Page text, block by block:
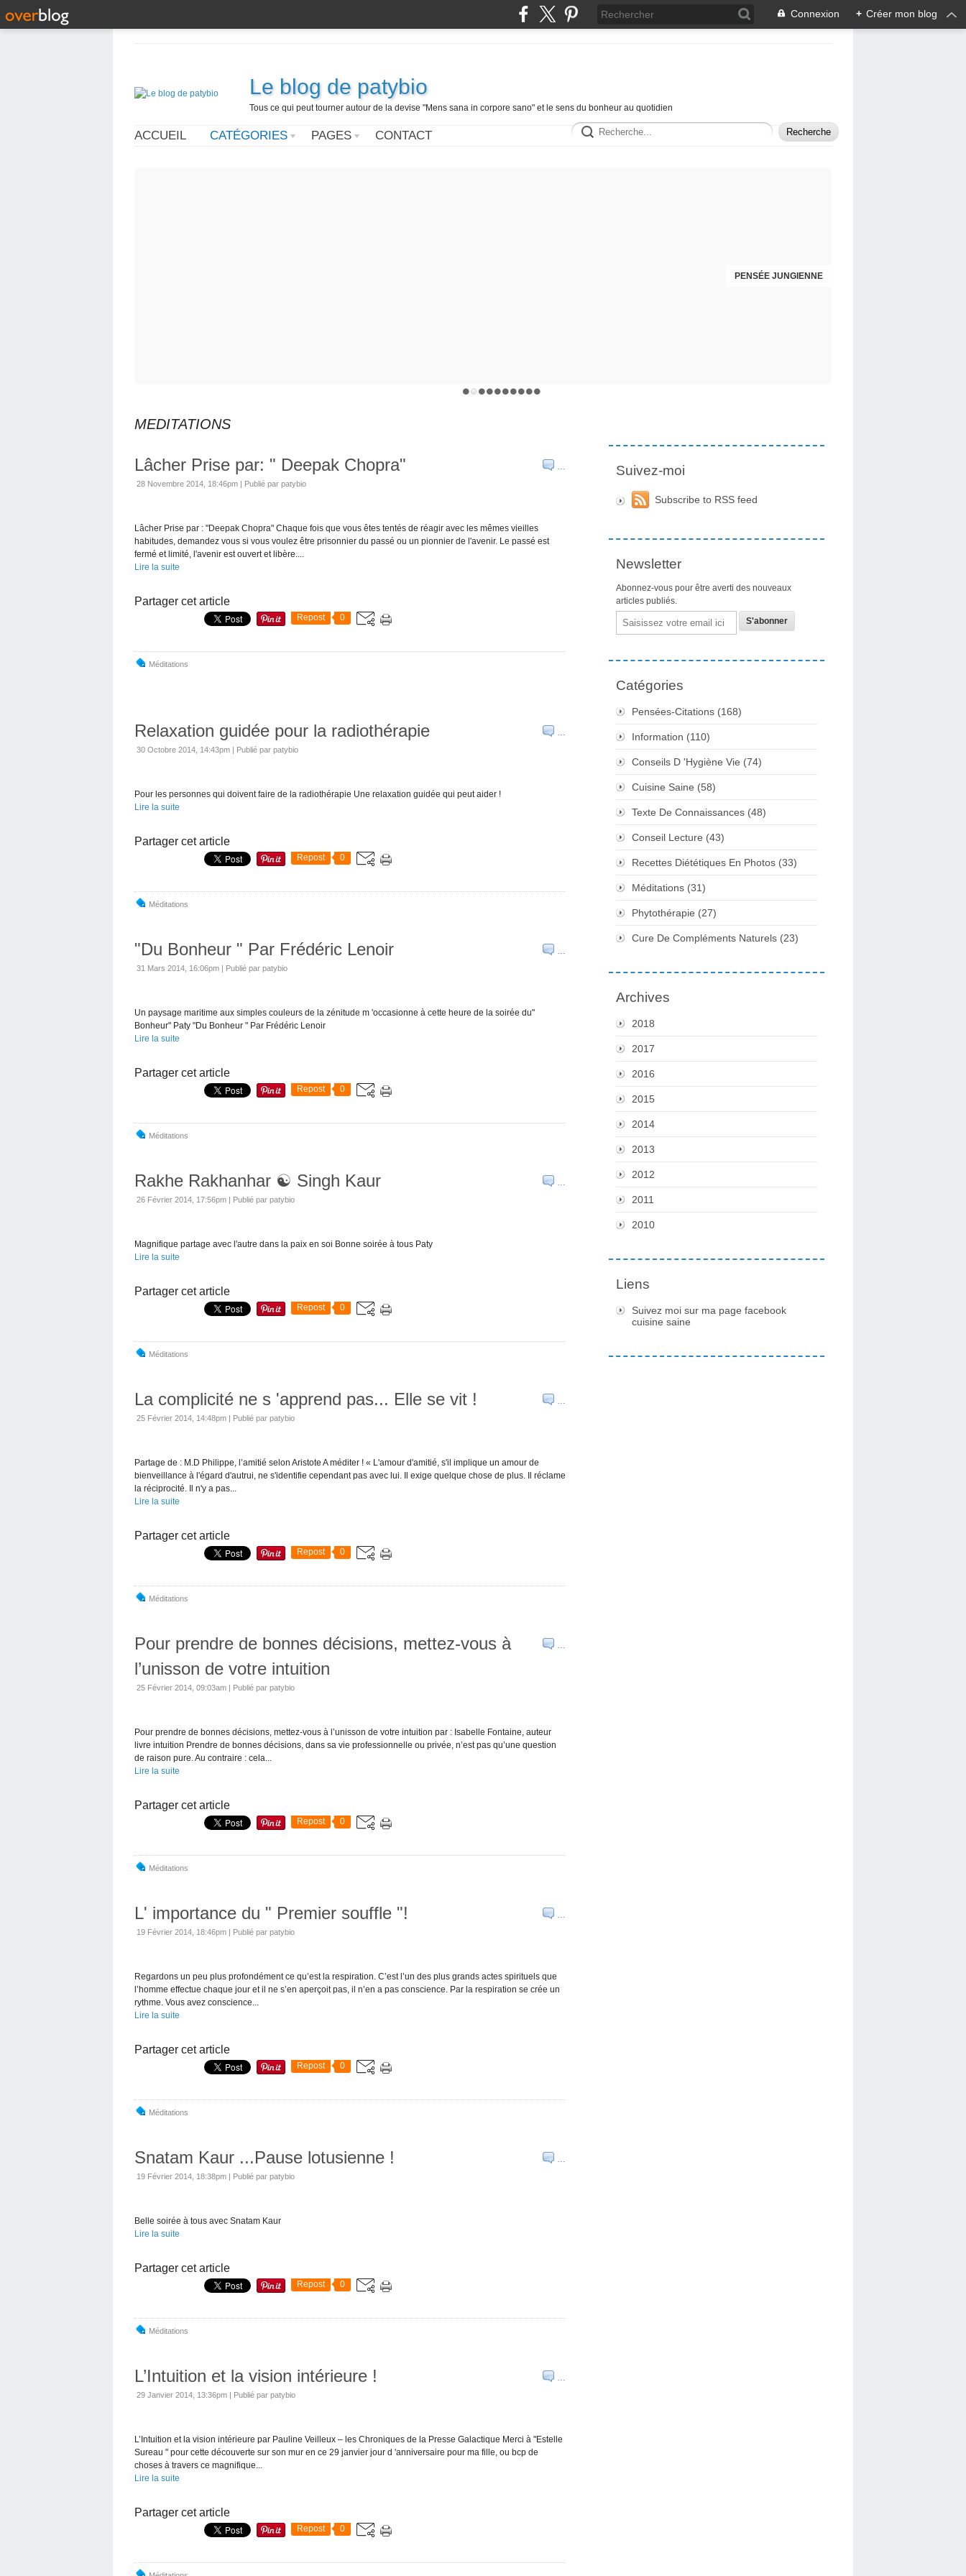
Connexion + Créer mon blog
Le blog de patybio
Tous ce qui peut tourner autour de la devise "Mens sana in corpore sano" et le sens du bonheur au quotidien
ACCUEIL CATÉGORIES PAGES CONTACT
PENSÉE JUNGIENNE
MEDITATIONS
…
Lâcher Prise par: " Deepak Chopra"
28 Novembre 2014, 18:46pm | Publié par patybio
Lâcher Prise par : "Deepak Chopra" Chaque fois que vous êtes tentés de réagir avec les mêmes vieilles
habitudes, demandez vous si vous voulez être prisonnier du passé ou un pionnier de l'avenir. Le passé est
fermé et limité, l'avenir est ouvert et libère....
Lire la suite
Partager cet article
Repost 0
Méditations
…
Relaxation guidée pour la radiothérapie
30 Octobre 2014, 14:43pm | Publié par patybio
Pour les personnes qui doivent faire de la radiothérapie Une relaxation guidée qui peut aider !
Lire la suite
Partager cet article
Repost 0
Méditations
…
"Du Bonheur " Par Frédéric Lenoir
31 Mars 2014, 16:06pm | Publié par patybio
Un paysage maritime aux simples couleurs de la zénitude m 'occasionne à cette heure de la soirée du"
Bonheur" Paty "Du Bonheur " Par Frédéric Lenoir
Lire la suite
Partager cet article
Repost 0
Méditations
…
Rakhe Rakhanhar ☯ Singh Kaur
26 Février 2014, 17:56pm | Publié par patybio
Magnifique partage avec l'autre dans la paix en soi Bonne soirée à tous Paty
Lire la suite
Partager cet article
Repost 0
Méditations
…
La complicité ne s 'apprend pas... Elle se vit !
25 Février 2014, 14:48pm | Publié par patybio
Partage de : M.D Philippe, l’amitié selon Aristote A méditer ! « L'amour d'amitié, s'il implique un amour de
bienveillance à l'égard d'autrui, ne s'identifie cependant pas avec lui. Il exige quelque chose de plus. Il réclame
la réciprocité. Il n'y a pas...
Lire la suite
Partager cet article
Repost 0
Méditations
…
Pour prendre de bonnes décisions, mettez-vous à
l’unisson de votre intuition
25 Février 2014, 09:03am | Publié par patybio
Pour prendre de bonnes décisions, mettez-vous à l’unisson de votre intuition par : Isabelle Fontaine, auteur
livre intuition Prendre de bonnes décisions, dans sa vie professionnelle ou privée, n’est pas qu’une question
de raison pure. Au contraire : cela...
Lire la suite
Partager cet article
Repost 0
Méditations
…
L' importance du " Premier souffle "!
19 Février 2014, 18:46pm | Publié par patybio
Regardons un peu plus profondément ce qu’est la respiration. C’est l’un des plus grands actes spirituels que
l’homme effectue chaque jour et il ne s’en aperçoit pas, il n’en a pas conscience. Par la respiration se crée un
rythme. Vous avez conscience...
Lire la suite
Partager cet article
Repost 0
Méditations
…
Snatam Kaur ...Pause lotusienne !
19 Février 2014, 18:38pm | Publié par patybio
Belle soirée à tous avec Snatam Kaur
Lire la suite
Partager cet article
Repost 0
Méditations
…
L’Intuition et la vision intérieure !
29 Janvier 2014, 13:36pm | Publié par patybio
L’Intuition et la vision intérieure par Pauline Veilleux – les Chroniques de la Presse Galactique Merci à "Estelle
Sureau " pour cette découverte sur son mur en ce 29 janvier jour d 'anniversaire pour ma fille, ou bcp de
choses à travers ce magnifique...
Lire la suite
Partager cet article
Repost 0
Suivez-moi
Subscribe to RSS feed
Newsletter
Abonnez-vous pour être averti des nouveaux
articles publiés.
Email
Catégories
Pensées-Citations (168)
Information (110)
Conseils D 'hygiène Vie (74)
Cuisine Saine (58)
Texte De Connaissances (48)
Conseil Lecture (43)
Recettes Diététiques En Photos (33)
Méditations (31)
Phytothérapie (27)
Cure De Compléments Naturels (23)
Archives
2018
2017
2016
2015
2014
2013
2012
2011
2010
Liens
Suivez moi sur ma page facebook
cuisine saine